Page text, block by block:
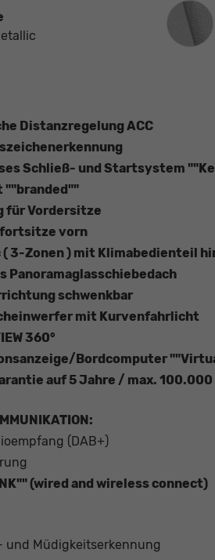
Distanzregelung ACC
Schließ- und Startsystem
""branded""
für Vordersitze
vorn
( 3-Zonen ) mit Klimabedienteil
Panoramaglasschiebedach
schwenkbar
mit Kurvenfahrlicht
360°
Bordcomputer
auf 5 Jahre / max. 100.000
(DAB+)
(wired and wireless connect)
und Müdigkeitserkennung